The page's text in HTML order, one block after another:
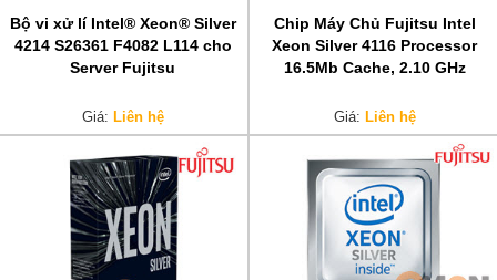
Bộ vi xử lí Intel® Xeon® Silver
4214 S26361 F4082 L114 cho
Server Fujitsu
Giá: Liên hệ
Chip Máy Chủ Fujitsu Intel
Xeon Silver 4116 Processor
16.5Mb Cache, 2.10 GHz
Giá: Liên hệ